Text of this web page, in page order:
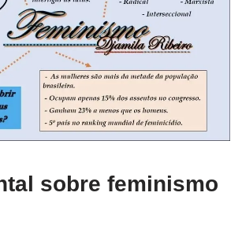
sobre feminismo